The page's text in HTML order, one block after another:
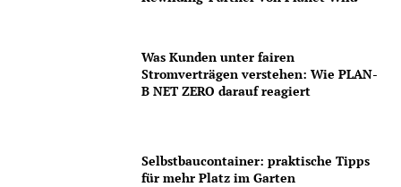
Was Kunden unter fairen
Stromverträgen verstehen: Wie PLAN-
B NET ZERO darauf reagiert
Selbstbaucontainer: praktische Tipps
für mehr Platz im Garten